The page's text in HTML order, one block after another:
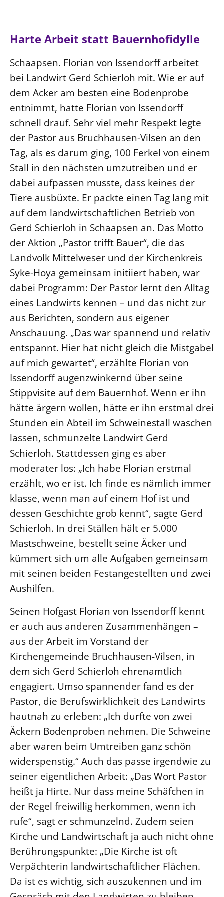
Harte Arbeit statt Bauernhofidylle
Schaapsen. Florian von Issendorff arbeitet
bei Landwirt Gerd Schierloh mit. Wie er auf
dem Acker am besten eine Bodenprobe
entnimmt, hatte Florian von Issendorff
schnell drauf. Sehr viel mehr Respekt legte
der Pastor aus Bruchhausen-Vilsen an den
Tag, als es darum ging, 100 Ferkel von einem
Stall in den nächsten umzutreiben und er
dabei aufpassen musste, dass keines der
Tiere ausbüxte. Er packte einen Tag lang mit
auf dem landwirtschaftlichen Betrieb von
Gerd Schierloh in Schaapsen an. Das Motto
der Aktion „Pastor trifft Bauer“, die das
Landvolk Mittelweser und der Kirchenkreis
Syke-Hoya gemeinsam initiiert haben, war
dabei Programm: Der Pastor lernt den Alltag
eines Landwirts kennen – und das nicht zur
aus Berichten, sondern aus eigener
Anschauung. „Das war spannend und relativ
entspannt. Hier hat nicht gleich die Mistgabel
auf mich gewartet“, erzählte Florian von
Issendorff augenzwinkernd über seine
Stippvisite auf dem Bauernhof. Wenn er ihn
hätte ärgern wollen, hätte er ihn erstmal drei
Stunden ein Abteil im Schweinestall waschen
lassen, schmunzelte Landwirt Gerd
Schierloh. Stattdessen ging es aber
moderater los: „Ich habe Florian erstmal
erzählt, wo er ist. Ich finde es nämlich immer
klasse, wenn man auf einem Hof ist und
dessen Geschichte grob kennt“, sagte Gerd
Schierloh. In drei Ställen hält er 5.000
Mastschweine, bestellt seine Äcker und
kümmert sich um alle Aufgaben gemeinsam
mit seinen beiden Festangestellten und zwei
Aushilfen.
Seinen Hofgast Florian von Issendorff kennt
er auch aus anderen Zusammenhängen –
aus der Arbeit im Vorstand der
Kirchengemeinde Bruchhausen-Vilsen, in
dem sich Gerd Schierloh ehrenamtlich
engagiert. Umso spannender fand es der
Pastor, die Berufswirklichkeit des Landwirts
hautnah zu erleben: „Ich durfte von zwei
Äckern Bodenproben nehmen. Die Schweine
aber waren beim Umtreiben ganz schön
widerspenstig.“ Auch das passe irgendwie zu
seiner eigentlichen Arbeit: „Das Wort Pastor
heißt ja Hirte. Nur dass meine Schäfchen in
der Regel freiwillig herkommen, wenn ich
rufe“, sagt er schmunzelnd. Zudem seien
Kirche und Landwirtschaft ja auch nicht ohne
Berührungspunkte: „Die Kirche ist oft
Verpächterin landwirtschaftlicher Flächen.
Da ist es wichtig, sich auszukennen und im
Personalausschuss
LANDESKIRCHENAMT
Willkommen
Kollegium
Abteilungen des Landeskirchenamts
Rechnungsprüfungsamt
Fachstelle Sexualisierte Gewalt
Beschwerdestellen
Kirchenämter
Gleichstellung
Datenschutz
Geschäftsstelle Landessynode
LANDESSYNODE
27. Landessynode
Kontakt
Hintergrund
MITARBEIT
Ehrenamt
Beruf
Freie Stellen
BIBLIOTHEK & ARCHIV
SERVICE
Älterwerden im Pfarrberuf
Beteiligungsverfahren
Beschwerdestellen
Ephoralbüro
Finanzplanung
Fundraising
IT-Service
Corporate Design
Interventionsplan
Jahresgespräche
Kantine Speiseplan
Kirchliches Amtsblatt
Kirchliche Verwaltung
Klimaschutzgesetz
Kunstreferat
NKVK
Öffentlichkeitsarbeit
Personalausschuss
Projektmanagement
Recht
Terminstundenplaner
Glaubensbekenntnis
Positionen
Ökumene
Religionen
KLIMASCHUTZ
Erneuerbare Energien
Mobilität
Naturschutz
Gebäude
Datenschutz
Kontakt
Barrierefreiheit
Presse
Freie Stellen
Service für Gemeinden
Suche